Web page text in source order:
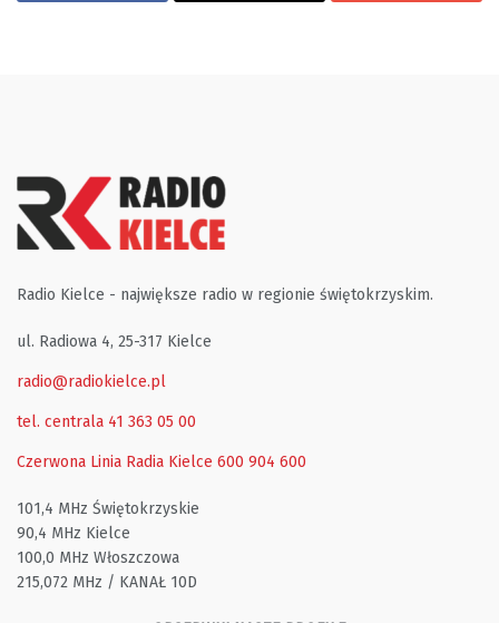
Radio Kielce - największe radio w regionie świętokrzyskim.
ul. Radiowa 4, 25-317 Kielce
radio@radiokielce.pl
tel. centrala 41 363 05 00
Czerwona Linia Radia Kielce 600 904 600
101,4 MHz Świętokrzyskie
90,4 MHz Kielce
100,0 MHz Włoszczowa
215,072 MHz / KANAŁ 10D